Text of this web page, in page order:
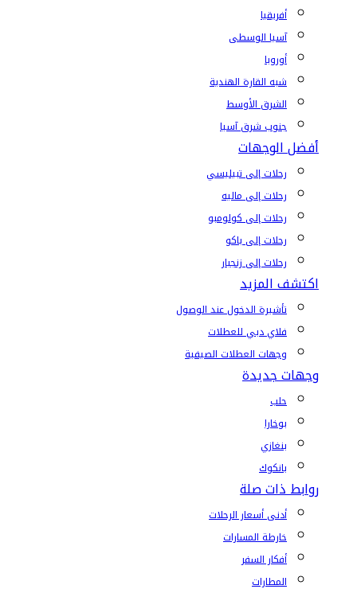
أفريقيا
آسيا الوسطى
أوروبا
شبه القارة الهندية
الشرق الأوسط
جنوب شرق آسيا
أفضل الوجهات
رحلات إلى تبيليسي
رحلات إلى ماليه
رحلات إلى كولومبو
رحلات إلى باكو
رحلات إلى زنجبار
اكتشف المزيد
تأشيرة الدخول عند الوصول
فلاي دبي للعطلات
وجهات العطلات الصيفية
وجهات جديدة
حلب
بوخارا
بنغازي
بانكوك
روابط ذات صلة
أدنى أسعار الرحلات
خارطة المسارات
أفكار السفر
المطارات